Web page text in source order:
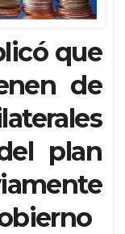
que
de
plan